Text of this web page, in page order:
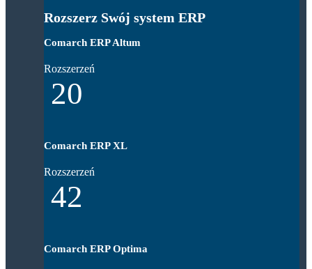
Rozszerz Swój system ERP
Comarch ERP Altum
Rozszerzeń
20
Comarch ERP XL
Rozszerzeń
42
Comarch ERP Optima